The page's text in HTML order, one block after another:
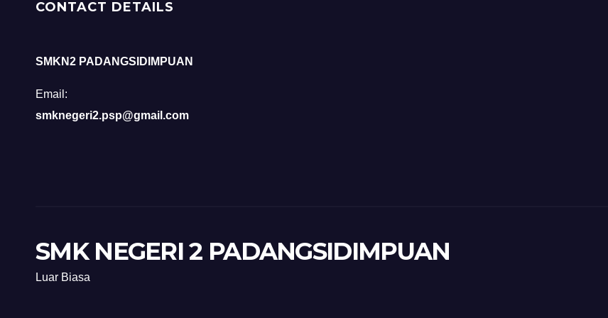
CONTACT DETAILS
SMKN2 PADANGSIDIMPUAN
Email:
smknegeri2.psp@gmail.com
SMK NEGERI 2 PADANGSIDIMPUAN
Luar Biasa